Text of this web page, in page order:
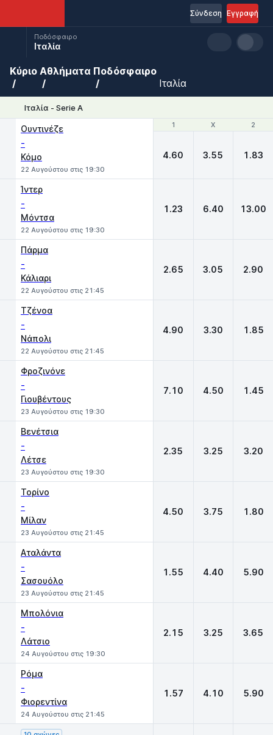
Εγγραφή
Σύνδεση
Ποδόσφαιρο
Ιταλία
Κύριο Αθλήματα Ποδόσφαιρο
Ιταλία
Ιταλία - Serie A
1 X 2
Ουντινέζε
-
Κόμο
22 Αυγούστου στις 19:30
1 X 2
4.60 3.55 1.83
Ίντερ
-
Μόντσα
22 Αυγούστου στις 19:30
1.23 6.40 13.00
Πάρμα
-
Κάλιαρι
22 Αυγούστου στις 21:45
2.65 3.05 2.90
Τζένοα
-
Νάπολι
22 Αυγούστου στις 21:45
4.90 3.30 1.85
Φροζινόνε
-
Γιουβέντους
23 Αυγούστου στις 19:30
7.10 4.50 1.45
Βενέτσια
-
Λέτσε
23 Αυγούστου στις 19:30
2.35 3.25 3.20
Τορίνο
-
Μίλαν
23 Αυγούστου στις 21:45
4.50 3.75 1.80
Αταλάντα
-
Σασουόλο
23 Αυγούστου στις 21:45
1.55 4.40 5.90
Μπολόνια
-
Λάτσιο
24 Αυγούστου στις 19:30
2.15 3.25 3.65
Ρόμα
-
Φιορεντίνα
24 Αυγούστου στις 21:45
1.57 4.10 5.90